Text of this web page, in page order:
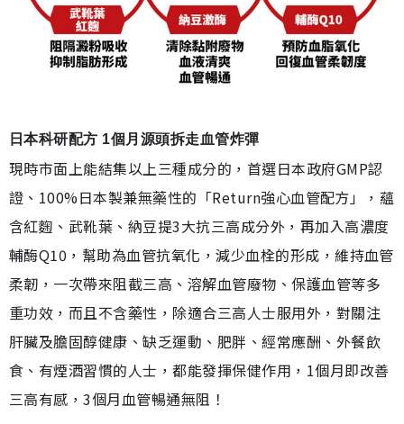
日本科研配方 1個月源頭拆走血管炸彈
現時市面上能結集以上三種成分的，首選日本政府GMP認
證、100%日本製兼無藥性的「Return強心血管配方」，蘊
含紅麴、武靴葉、納豆提3大抗三高成分外，再加入高濃度
輔酶Q10，幫助為血管抗氧化，減少血栓的形成，維持血管
柔韌，一次帶來阻截三高、溶解血管廢物、保護血管等多
重功效，而且不含藥性，除適合三高人士服用外，對關注
肝臟及膽固醇健康、缺乏運動、肥胖、經常應酬、外餐飲
食、有煙酒習慣的人士，都能發揮保健作用，1個月即改善
三高有感，3個月血管暢通無阻！